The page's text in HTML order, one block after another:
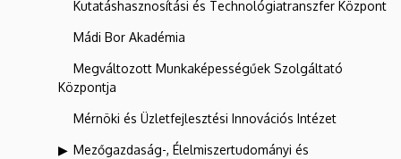
Kutatáshasznosítási és Technológiatranszfer Központ
Mádi Bor Akadémia
Megváltozott Munkaképességűek Szolgáltató
Központja
Mérnöki és Üzletfejlesztési Innovációs Intézet
Mezőgazdaság-, Élelmiszertudományi és